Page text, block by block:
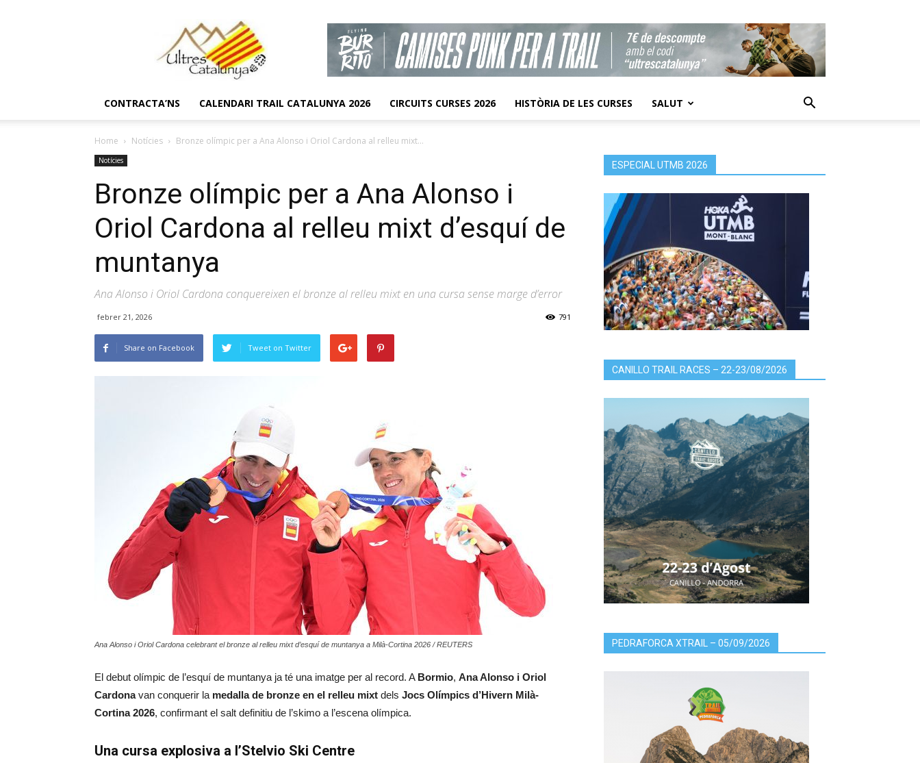
CONTRACTA’NS CALENDARI TRAIL CATALUNYA 2026 CIRCUITS CURSES 2026 HISTÒRIA DE LES CURSES SALUT
Home Notícies Bronze olímpic per a Ana Alonso i Oriol Cardona al relleu mixt...
Notícies
Bronze olímpic per a Ana Alonso i
Oriol Cardona al relleu mixt d’esquí de
muntanya
Ana Alonso i Oriol Cardona conquereixen el bronze al relleu mixt en una cursa sense marge d’error
febrer 21, 2026 791
Share on Facebook Tweet on Twitter
Ana Alonso i Oriol Cardona celebrant el bronze al relleu mixt d’esquí de muntanya a Milà-Cortina 2026 / REUTERS
El debut olímpic de l’esquí de muntanya ja té una imatge per al record. A Bormio, Ana Alonso i Oriol
Cardonavan conquerir la medalla de bronze en el relleu mixt dels Jocs Olímpics d’Hivern Milà-
Cortina 2026, confirmant el salt definitiu de l’skimo a l’escena olímpica.
Una cursa explosiva a l’Stelvio Ski Centre
ESPECIAL UTMB 2026
CANILLO TRAIL RACES – 22-23/08/2026
PEDRAFORCA XTRAIL – 05/09/2026